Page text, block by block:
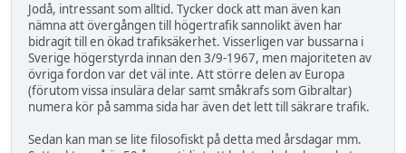
Jodå, intressant som alltid. Tycker dock att man även kan
nämna att övergången till högertrafik sannolikt även har
bidragit till en ökad trafiksäkerhet. Visserligen var bussarna i
Sverige högerstyrda innan den 3/9-1967, men majoriteten av
övriga fordon var det väl inte. Att större delen av Europa
(förutom vissa insulära delar samt småkrafs som Gibraltar)
numera kör på samma sida har även det lett till säkrare trafik.
Sedan kan man se lite filosofiskt på detta med årsdagar mm.